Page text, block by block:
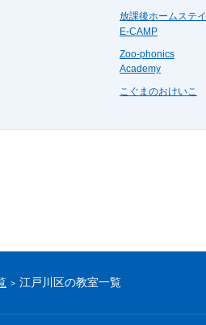
放課後ホームステイ
E-CAMP
Zoo-phonics
Academy
こぐまのおけいこ
江戸川区の教室一覧